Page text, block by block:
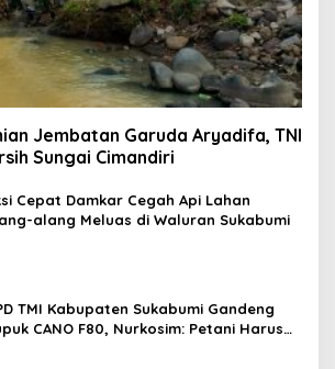
Jembatan Garuda Aryadifa, TNI
Sungai Cimandiri
Cepat Damkar Cegah Api Lahan
alang Meluas di Waluran Sukabumi
TMI Kabupaten Sukabumi Gandeng
CANO F80, Nurkosim: Petani Harus